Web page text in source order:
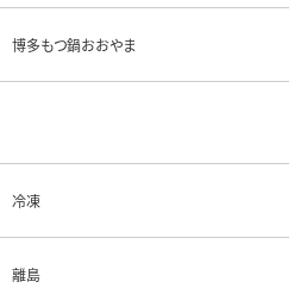
博多もつ鍋おおやま
冷凍
離島